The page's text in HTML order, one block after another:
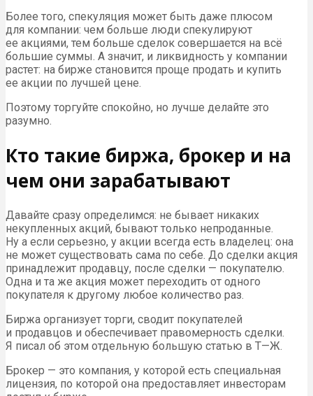
Более того, спекуляция может быть даже плюсом
для компании: чем больше люди спекулируют
ее акциями, тем больше сделок совершается на всё
большие суммы. А значит, и ликвидность у компании
растет: на бирже становится проще продать и купить
ее акции по лучшей цене.
Поэтому торгуйте спокойно, но лучше делайте это
разумно.
Кто такие биржа, брокер и на
чем они зарабатывают
Давайте сразу определимся: не бывает никаких
некупленных акций, бывают только непроданные.
Ну а если серьезно, у акции всегда есть владелец: она
не может существовать сама по себе. До сделки акция
принадлежит продавцу, после сделки — покупателю.
Одна и та же акция может переходить от одного
покупателя к другому любое количество раз.
Биржа организует торги, сводит покупателей
и продавцов и обеспечивает правомерность сделки.
Я писал об этом отдельную большую статью в Т—Ж.
Брокер — это компания, у которой есть специальная
лицензия, по которой она предоставляет инвесторам